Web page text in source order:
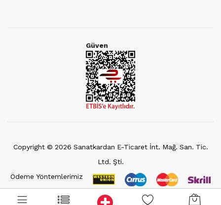
Güven
Copyright © 2026 Sanatkardan E-Ticaret İnt. Mağ. San. Tic.
Ltd. Şti.
Ödeme Yöntemlerimiz